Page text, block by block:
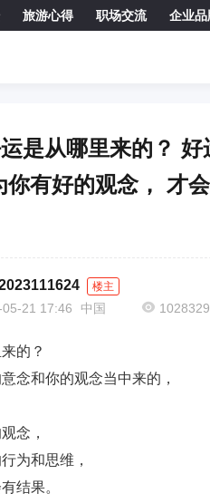
旅游心得 职场交流 企业品
是从哪里来的？
你有好的观念， 才
楼主
05-21 17:46 中国  1028329
的？
念和你的观念当中来的，
念，
为和思维，
结果。